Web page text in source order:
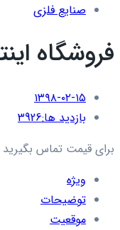
صنایع فلزی
فروشگاه
۱۳۹۸-۰۲-۱۵
بازدید ها:3926
برای قیمت تماس بگیرید
ویژه
توضیحات
موقعیت